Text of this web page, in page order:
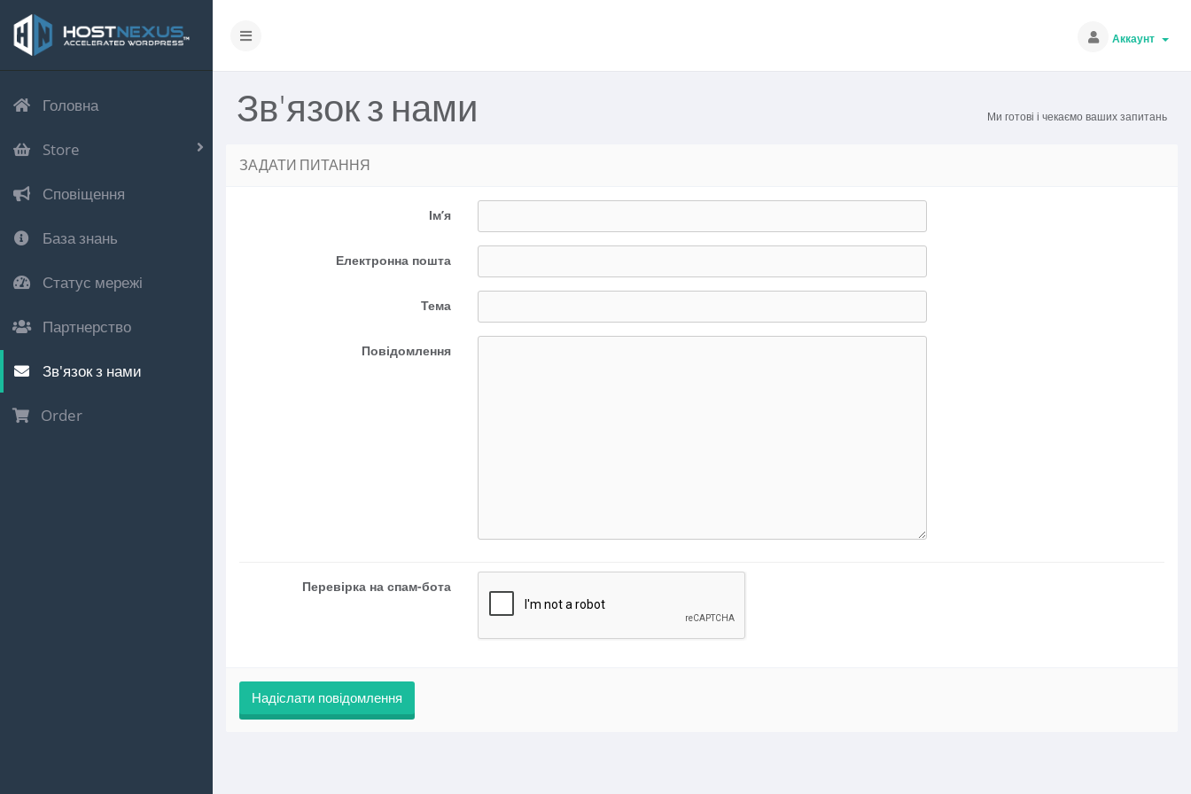
Аккаунт
Головна
Store
Сповіщення
База знань
Статус мережі
Партнерство
Зв'язок з нами
Order
Зв'язок з нами Ми готові і чекаємо ваших запитань
ЗАДАТИ ПИТАННЯ
Ім’я
Електронна пошта
Тема
Повідомлення
Перевірка на спам-бота